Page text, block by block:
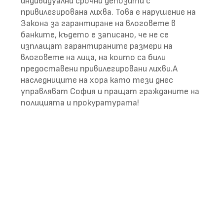
привилегирована лихва. Това е нарушение на
Закона за гарантиране на влоговете в
банките, където е записано, че не се
изплащат гарантираните размери на
влоговете на лица, на които са били
предоставени привилегировани лихви.А
наследниците на хора като тези днес
управляват София и пращат гражданите на
полицията и прокуратурата!